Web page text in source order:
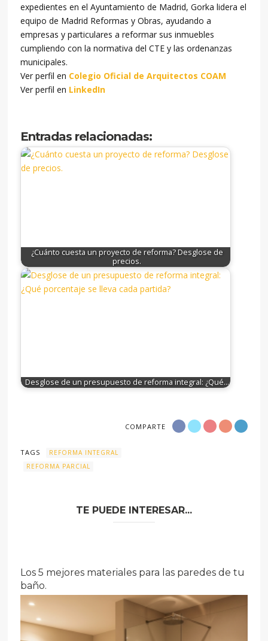
expedientes en el Ayuntamiento de Madrid, Gorka lidera el
equipo de Madrid Reformas y Obras, ayudando a
empresas y particulares a reformar sus inmuebles
cumpliendo con la normativa del CTE y las ordenanzas
municipales.
Ver perfil en Colegio Oficial de Arquitectos COAM
Ver perfil en LinkedIn
Entradas relacionadas:
¿Cuánto cuesta un proyecto de reforma? Desglose de
precios.
Desglose de un presupuesto de reforma integral: ¿Qué…
COMPARTE
TAGS
REFORMA INTEGRAL
REFORMA PARCIAL
TE PUEDE INTERESAR...
Los 5 mejores materiales para las paredes de tu
baño.